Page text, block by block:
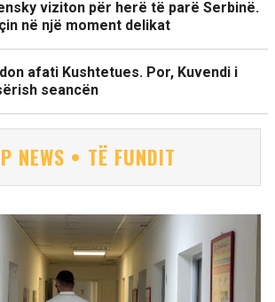
viziton për herë të parë Serbinë.
në një moment delikat
afati Kushtetues. Por, Kuvendi i
seancën
NEWS • TË FUNDIT